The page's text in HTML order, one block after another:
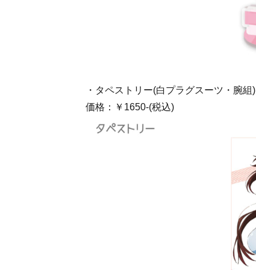
・タペストリー(白プラグスーツ・腕組)
価格：￥1650-(税込)